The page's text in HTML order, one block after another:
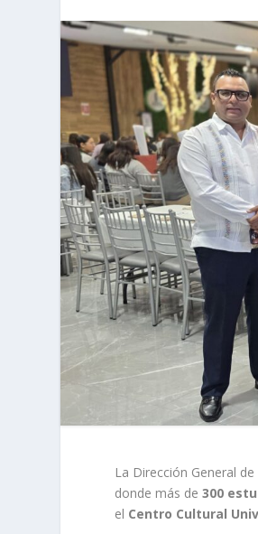
La Dirección General
donde más de300
el Centro Cultural